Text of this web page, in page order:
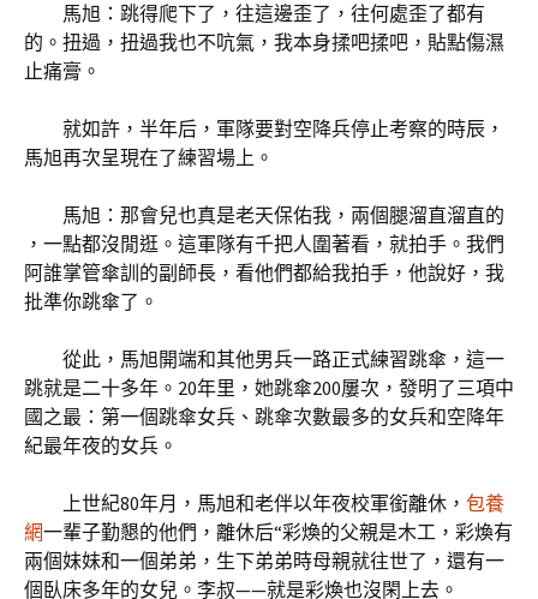
馬旭：跳得爬下了，往這邊歪了，往何處歪了都有
的。扭過，扭過我也不吭氣，我本身揉吧揉吧，貼點傷濕
止痛膏。
就如許，半年后，軍隊要對空降兵停止考察的時辰，
馬旭再次呈現在了練習場上。
馬旭：那會兒也真是老天保佑我，兩個腿溜直溜直的
，一點都沒閒逛。這軍隊有千把人圍著看，就拍手。我們
阿誰掌管傘訓的副師長，看他們都給我拍手，他說好，我
批準你跳傘了。
從此，馬旭開端和其他男兵一路正式練習跳傘，這一
跳就是二十多年。20年里，她跳傘200屢次，發明了三項中
國之最：第一個跳傘女兵、跳傘次數最多的女兵和空降年
紀最年夜的女兵。
上世紀80年月，馬旭和老伴以年夜校軍銜離休， 包養
網一輩子勤懇的他們，離休后“彩煥的父親是木工，彩煥有
兩個妹妹和一個弟弟，生下弟弟時母親就往世了，還有一
個臥床多年的女兒。李叔——就是彩煥也沒閑上去。